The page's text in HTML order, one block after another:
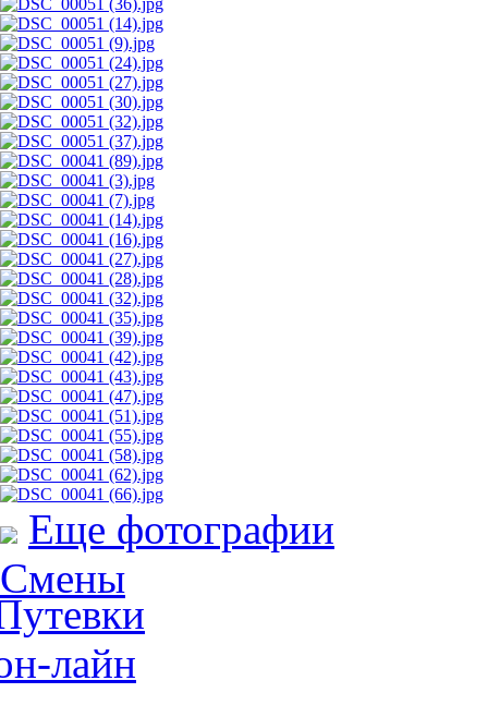
Еще фотографии
Смены
лайн